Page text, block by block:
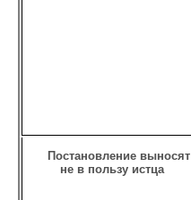
Постановление выносят
не в пользу истца